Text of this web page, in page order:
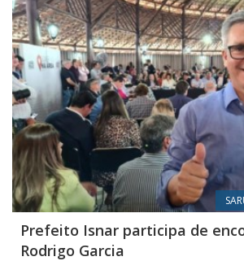
Prefeito Isnar participa de
Rodrigo Garcia